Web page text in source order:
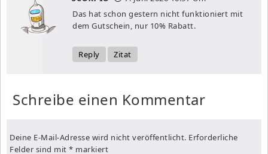
Das hat schon gestern nicht funktioniert mit
dem Gutschein, nur 10% Rabatt.
Reply Zitat
Schreibe einen Kommentar
Deine E-Mail-Adresse wird nicht veröffentlicht. Erforderliche
Felder sind mit * markiert